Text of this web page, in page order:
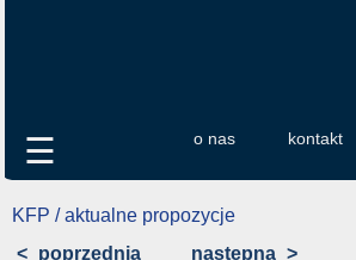
o nas kontakt
☰
KFP / aktualne propozycje
< poprzednia następna >